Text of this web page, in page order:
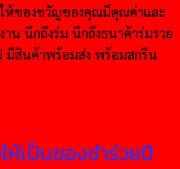
ห้ของขวัญของคุณมีคุณค่าและ
น นึกถึงร่ม นึกถึงธนาค้าร่มรวย
มีสินค้าพร้อมส่ง พร้อมสกรีน
ห้เป็นของชำร่วยปี